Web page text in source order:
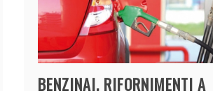
BENZINAI, RIFORNIMENTI A